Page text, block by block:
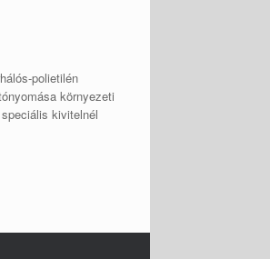
polietilén
környezeti
kivitelnél